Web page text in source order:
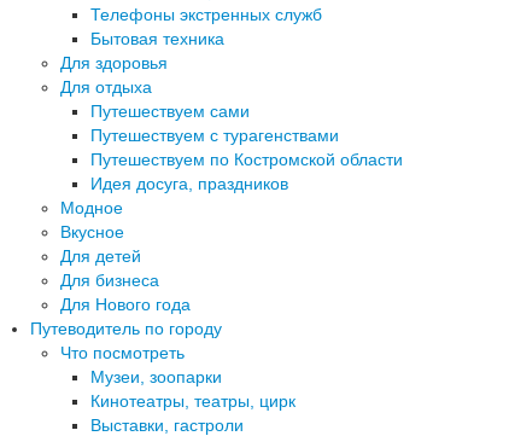
Телефоны экстренных служб
Бытовая техника
Для здоровья
Для отдыха
Путешествуем сами
Путешествуем с турагенствами
Путешествуем по Костромской области
Идея досуга, праздников
Модное
Вкусное
Для детей
Для бизнеса
Для Нового года
Путеводитель по городу
Что посмотреть
Музеи, зоопарки
Кинотеатры, театры, цирк
Выставки, гастроли